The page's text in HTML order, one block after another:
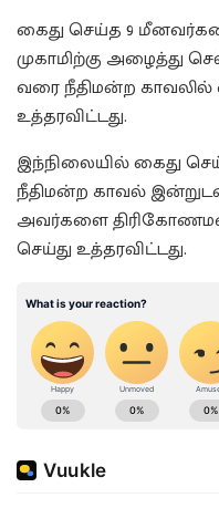
கைது செய்த 9
முகாமிற்கு அழைத்து
வரை நீதிமன்ற
உத்தரவிட்டது.
இந்நிலையில் கைது
நீதிமன்ற காவல்
அவர்களை
செய்து உத்தரவிட்டது.